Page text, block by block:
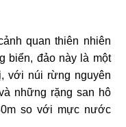
quan thiên nhiên
biển, đảo này là một
với núi rừng nguyên
những rặng san hô
so với mực nước